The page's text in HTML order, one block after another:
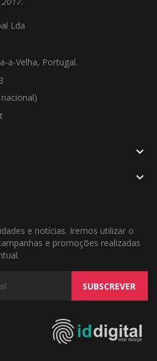
Lda
a-Velha, Portugal.


e notícias. Iremos utilizar o
e promoções realizadas
SUBSCREVER